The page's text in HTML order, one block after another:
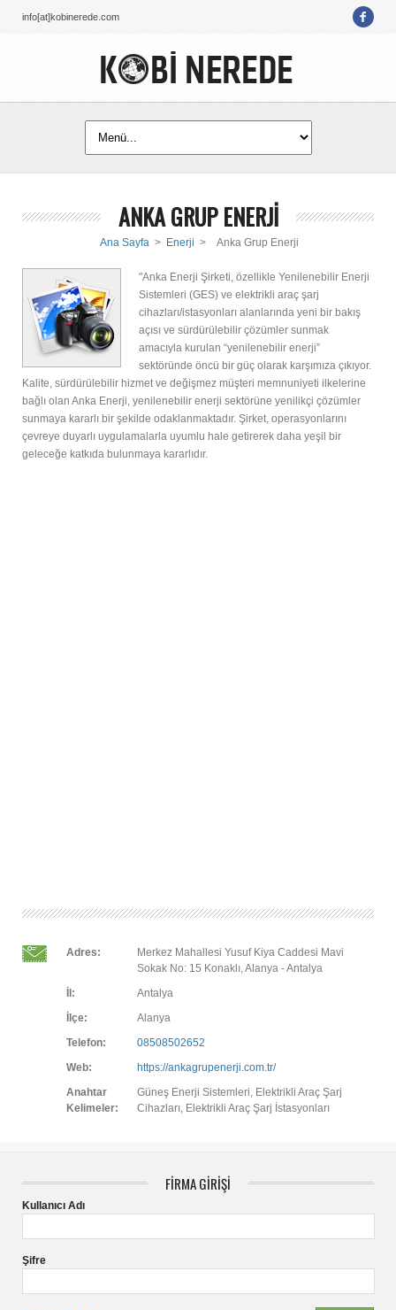
info[at]kobinerede.com
ANKA GRUP ENERJİ
Ana Sayfa > Enerji > Anka Grup Enerji
"Anka Enerji Şirketi, özellikle Yenilenebilir Enerji
Sistemleri (GES) ve elektrikli araç şarj
cihazları/istasyonları alanlarında yeni bir bakış
açısı ve sürdürülebilir çözümler sunmak
amacıyla kurulan “yenilenebilir enerji”
sektöründe öncü bir güç olarak karşımıza çıkıyor.
Kalite, sürdürülebilir hizmet ve değişmez müşteri memnuniyeti ilkelerine
bağlı olan Anka Enerji, yenilenebilir enerji sektörüne yenilikçi çözümler
sunmaya kararlı bir şekilde odaklanmaktadır. Şirket, operasyonlarını
çevreye duyarlı uygulamalarla uyumlu hale getirerek daha yeşil bir
geleceğe katkıda bulunmaya kararlıdır.
Adres:
Merkez Mahallesi Yusuf Kiya Caddesi Mavi
Sokak No: 15 Konaklı, Alanya - Antalya
İl:
Antalya
İlçe:
Alanya
Telefon:
08508502652
Web:
https://ankagrupenerji.com.tr/
Anahtar
Kelimeler:
Güneş Enerji Sistemleri, Elektrikli Araç Şarj
Cihazları, Elektrikli Araç Şarj İstasyonları
FİRMA GİRİŞİ
Kullanıcı Adı
Şifre